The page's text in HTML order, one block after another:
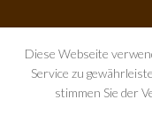
Diese Webseite
Service zu
stimmen Sie der